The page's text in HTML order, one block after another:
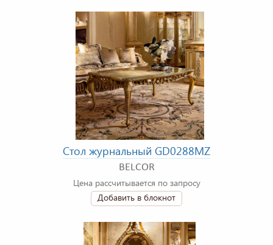
Стол журнальный GD0288MZ
BELCOR
Цена рассчитывается по запросу
Добавить в блокнот